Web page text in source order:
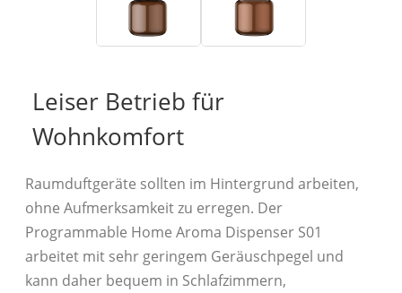
Leiser Betrieb für
Wohnkomfort
Raumduftgeräte sollten im Hintergrund arbeiten,
ohne Aufmerksamkeit zu erregen. Der
Programmable Home Aroma Dispenser S01
arbeitet mit sehr geringem Geräuschpegel und
kann daher bequem in Schlafzimmern,